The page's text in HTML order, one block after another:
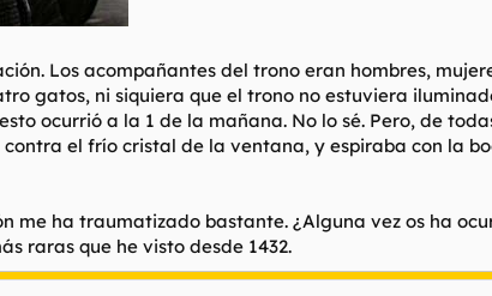
Los acompañantes del trono eran hombres,
gatos, ni siquiera que el trono no estuviera
ocurrió a la 1 de la mañana. No lo sé. Pero, de
el frío cristal de la ventana, y espiraba con la
me ha traumatizado bastante. ¿Alguna vez os ha
raras que he visto desde 1432.